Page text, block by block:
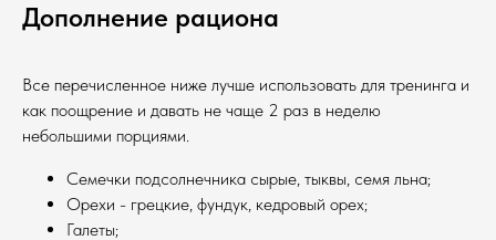
Дополнение рациона
Все перечисленное ниже лучше использовать для тренинга и
как поощрение и давать не чаще 2 раз в неделю
небольшими порциями.
Семечки подсолнечника сырые, тыквы, семя льна;
Орехи - грецкие, фундук, кедровый орех;
Галеты;